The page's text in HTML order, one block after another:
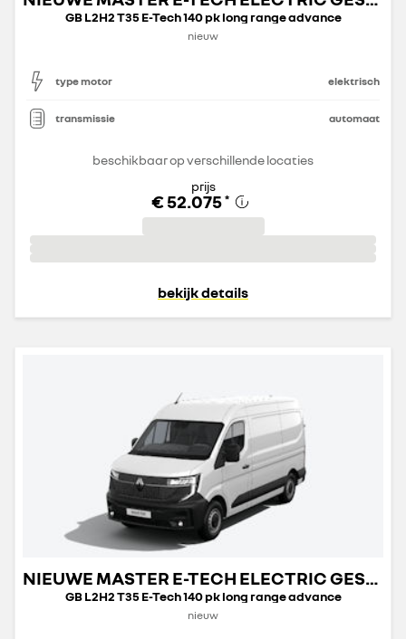
GB L2H2 T35 E-Tech 140 pk long range advance
nieuw
type motor elektrisch
transmissie automaat
beschikbaar op verschillende locaties
prijs
€ 52.075 *
bekijk details
NIEUWE MASTER E-TECH ELECTRIC GESLOTEN TRANSPORT
GB L2H2 T35 E-Tech 140 pk long range advance
nieuw